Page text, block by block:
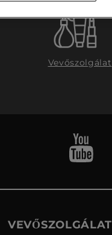
Vevőszolgálat
VEVŐSZOLGÁLAT